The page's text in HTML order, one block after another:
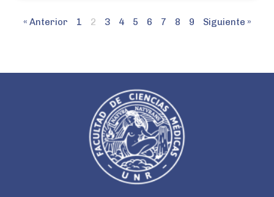
« Anterior 1 2 3 4 5 6 7 8 9 Siguiente »